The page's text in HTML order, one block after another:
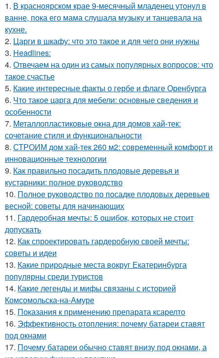
1. В красноярском крае 9-месячный младенец утонул в
ванне, пока его мама слушала музыку и танцевала на
кухне.
2. Царги в шкафу: что это такое и для чего они нужны
3. Headlines:
4. Отвечаем на один из самых популярных вопросов: что
такое счастье
5. Какие интересные факты о гербе и флаге Оренбурга
6. Что такое царга для мебели: основные сведения и
особенности
7. Металлопластиковые окна для домов хай-тек:
сочетание стиля и функциональности
8. СТРОИМ дом хай-тек 260 м2: современный комфорт и
инновационные технологии
9. Как правильно посадить плодовые деревья и
кустарники: полное руководство
10. Полное руководство по посадке плодовых деревьев
весной: советы для начинающих
11. Гардеробная мечты: 5 ошибок, которых не стоит
допускать
12. Как спроектировать гардеробную своей мечты:
советы и идеи
13. Какие природные места вокруг Екатеринбурга
популярны среди туристов
14. Какие легенды и мифы связаны с историей
Комсомольска-на-Амуре
15. Показания к применению препарата ксарелто
16. Эффективность отопления: почему батареи ставят
под окнами
17. Почему батареи обычно ставят внизу под окнами, а